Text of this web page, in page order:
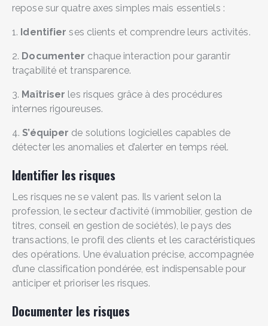
repose sur quatre axes simples mais essentiels :
1. Identifierses clients et comprendre leurs activités.
2. Documenter chaque interaction pour garantir
traçabilité et transparence.
3. Maîtriser les risques grâce à des procédures
internes rigoureuses.
4.S’équiper de solutions logicielles capables de
détecter les anomalies et d’alerter en temps réel.
Identifier les risques
Les risques ne se valent pas. Ils varient selon la
profession, le secteur d’activité (immobilier, gestion de
titres, conseil en gestion de sociétés), le pays des
transactions, le profil des clients et les caractéristiques
des opérations. Une évaluation précise, accompagnée
d’une classification pondérée, est indispensable pour
anticiper et prioriser les risques.
Documenter les risques